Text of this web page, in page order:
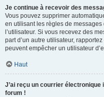
Je continue à recevoir des
Vous pouvez supprimer
en utilisant les règles de
l’utilisateur. Si vous recevez des
part d’un autre utilisateur,
peuvent empêcher un utilisateur
Haut
J’ai reçu un courrier électronique
forum !